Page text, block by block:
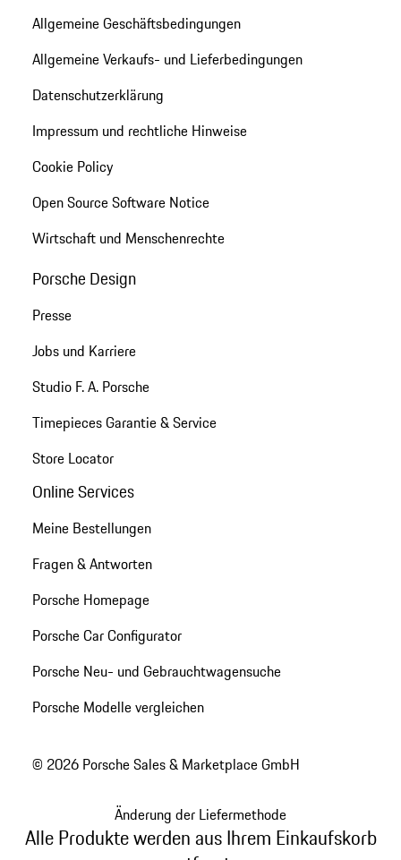
Allgemeine Geschäftsbedingungen
Allgemeine Verkaufs- und Lieferbedingungen
Datenschutzerklärung
Impressum und rechtliche Hinweise
Cookie Policy
Open Source Software Notice
Wirtschaft und Menschenrechte
Porsche Design
Presse
Jobs und Karriere
Studio F. A. Porsche
Timepieces Garantie & Service
Store Locator
Online Services
Meine Bestellungen
Fragen & Antworten
Porsche Homepage
Porsche Car Configurator
Porsche Neu- und Gebrauchtwagensuche
Porsche Modelle vergleichen
© 2026 Porsche Sales & Marketplace GmbH
Änderung der Liefermethode
Alle Produkte werden aus Ihrem Einkaufskorb